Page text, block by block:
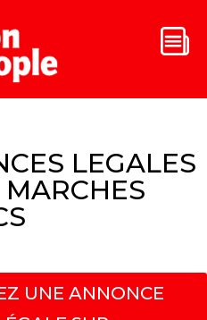
LEGALES
MARCHES
UNE ANNONCE